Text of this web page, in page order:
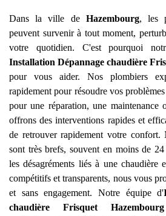
Dans la ville de Hazembourg, les
peuvent survenir à tout moment,
votre quotidien. C'est pourquoi
Installation Dépannage chaudière
pour vous aider. Nos plombiers
rapidement pour résoudre vos
pour une réparation, une maintenance
offrons des interventions rapides et
de retrouver rapidement votre confort.
sont très brefs, souvent en moins de
les désagréments liés à une chaudière
compétitifs et transparents, nous vous
et sans engagement. Notre équipe d'
chaudière Frisquet
Hazembourg